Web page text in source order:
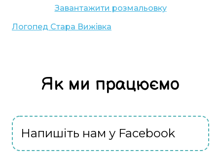
Завантажити розмальовку
Логопед Стара Вижівка
Як ми працюємо
Напишіть нам у Facebook